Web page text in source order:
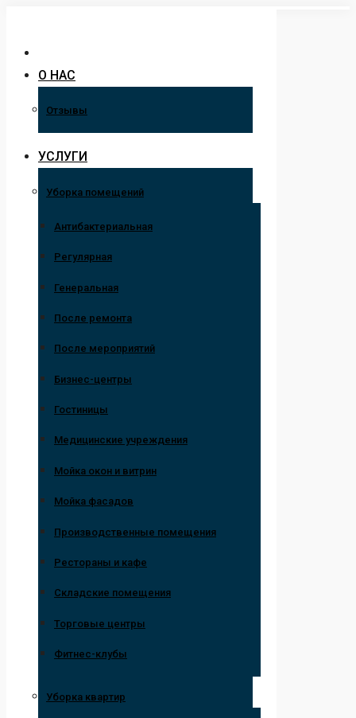
О НАС
Отзывы
УСЛУГИ
Уборка помещений
Антибактериальная
Регулярная
Генеральная
После ремонта
После мероприятий
Бизнес-центры
Гостиницы
Медицинские учреждения
Мойка окон и витрин
Мойка фасадов
Производственные помещения
Рестораны и кафе
Складские помещения
Торговые центры
Фитнес-клубы
Уборка квартир